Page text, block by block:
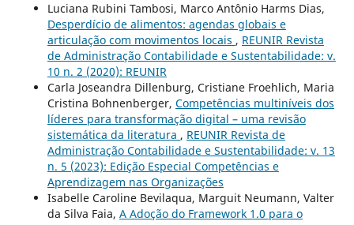
Luciana Rubini Tambosi, Marco Antônio Harms Dias,
Desperdício de alimentos: agendas globais e
articulação com movimentos locais , REUNIR Revista
de Administração Contabilidade e Sustentabilidade: v.
10 n. 2 (2020): REUNIR
Carla Joseandra Dillenburg, Cristiane Froehlich, Maria
Cristina Bohnenberger, Competências multiníveis dos
líderes para transformação digital – uma revisão
sistemática da literatura , REUNIR Revista de
Administração Contabilidade e Sustentabilidade: v. 13
n. 5 (2023): Edição Especial Competências e
Aprendizagem nas Organizações
Isabelle Caroline Bevilaqua, Marguit Neumann, Valter
da Silva Faia, A Adoção do Framework 1.0 para o